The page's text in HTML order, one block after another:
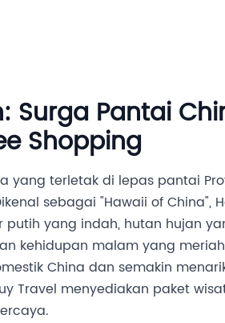
Surga Pantai
Shopping
yang terletak di lepas pantai
sebagai "Hawaii of China",
yang indah, hutan hujan
kehidupan malam yang
China dan semakin
Travel menyediakan paket